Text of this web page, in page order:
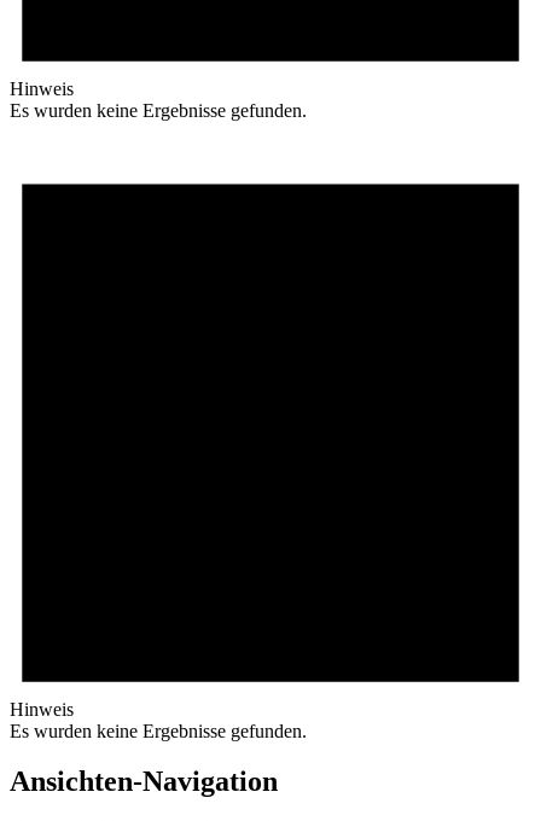
Hinweis
Es wurden keine Ergebnisse gefunden.
Hinweis
Es wurden keine Ergebnisse gefunden.
Ansichten-Navigation